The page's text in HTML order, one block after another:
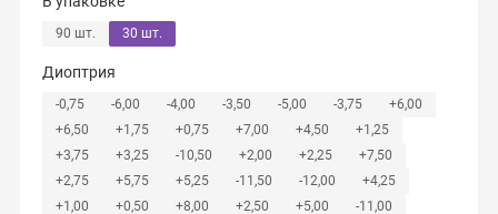
90 шт. 30 шт.
Диоптрия
-0,75 -6,00 -4,00 -3,50 -5,00 -3,75
+6,00
+6,50
+1,75 +0,75 +7,00 +4,50
+1,25
+3,75
+3,25 -10,50 +2,00 +2,25
+7,50
+2,75
+5,75 +5,25 -11,50 -12,00
+4,25
+1,00
+0,50 +8,00 +2,50 +5,00
-11,00